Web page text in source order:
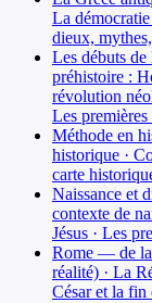
La
dieux,
Les débuts
préhistoire :
révolution
Les
Méthode en
historique ·
carte
Naissance et
contexte de
Jésus · Les
Rome — de
réalité) · La
César et la